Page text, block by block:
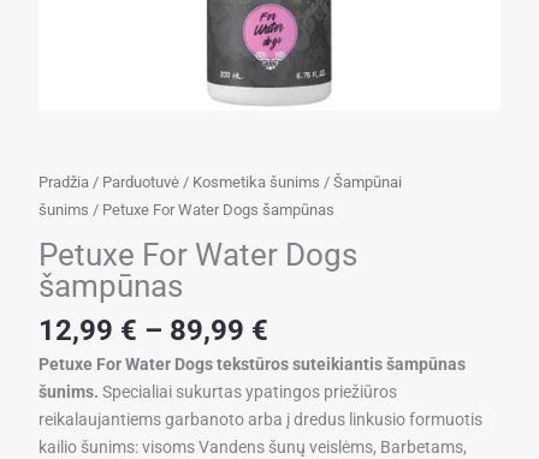
Pradžia / Parduotuvė / Kosmetika šunims /Šampūnai
šunims / Petuxe For Water Dogs šampūnas
Petuxe For Water Dogs
šampūnas
12,99 € – 89,99 €
range:
12,99 €
through
89,99 €
Petuxe For Water Dogs tekstūros suteikiantis šampūnas
šunims. Specialiai sukurtas ypatingos priežiūros
reikalaujantiems garbanoto arba į dredus linkusio formuotis
kailio šunims: visoms Vandens šunų veislėms, Barbetams,